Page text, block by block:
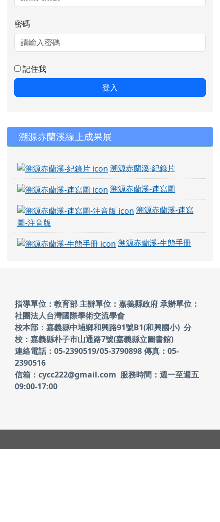
密碼
記住我
登入
右邊區域內容
溯源赤蘭溪線上成果展
溯源赤蘭溪-紀錄片
溯源赤蘭溪-速寫圖
溯源赤蘭溪-速寫
圖-注音版
溯源赤蘭溪-生態手冊
頁尾區域內容
指導單位：教育部 主辦單位：嘉義縣政府承辦單位：
社團法人台灣國際學術交流學會
校本部：嘉義縣中埔鄉和興路91號B1(和興國小) 分
校：嘉義縣朴子市山通路7號(嘉義縣立圖書館)
連絡電話：05-2390519/05-3790898 傳真：05-
2390516
信箱：cycc222@gmail.com 服務時間：週一至週五
09:00-17:00